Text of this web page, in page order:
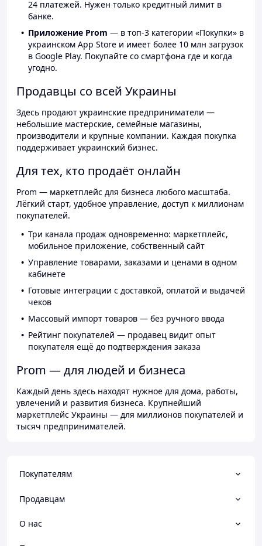
24 платежей. Нужен только кредитный лимит в
банке.
Приложение Prom — в топ-3 категории «Покупки» в
украинском App Store и имеет более 10 млн загрузок
в Google Play. Покупайте со смартфона где и когда
угодно.
Продавцы со всей Украины
Здесь продают украинские предприниматели —
небольшие мастерские, семейные магазины,
производители и крупные компании. Каждая покупка
поддерживает украинский бизнес.
Для тех, кто продаёт онлайн
Prom — маркетплейс для бизнеса любого масштаба.
Лёгкий старт, удобное управление, доступ к миллионам
покупателей.
Три канала продаж одновременно: маркетплейс,
мобильное приложение, собственный сайт
Управление товарами, заказами и ценами в одном
кабинете
Готовые интеграции с доставкой, оплатой и выдачей
чеков
Массовый импорт товаров — без ручного ввода
Рейтинг покупателей — продавец видит опыт
покупателя ещё до подтверждения заказа
Prom — для людей и бизнеса
Каждый день здесь находят нужное для дома, работы,
увлечений и развития бизнеса. Крупнейший
маркетплейс Украины — для миллионов покупателей и
тысяч предпринимателей.
Покупателям
Продавцам
О нас